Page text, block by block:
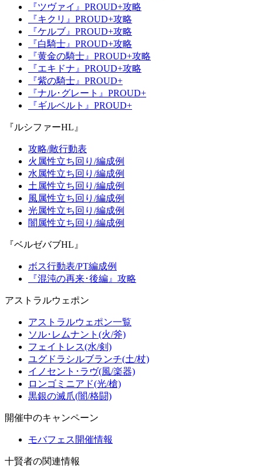
『ツヴァイ』PROUD+攻略
『キクリ』PROUD+攻略
『ケルブ』PROUD+攻略
『白騎士』PROUD+攻略
『黄金の騎士』PROUD+攻略
『エキドナ』PROUD+攻略
『紫の騎士』PROUD+
『ナル･グレート』PROUD+
『ギルベルト』PROUD+
『ルシファーHL』
攻略/敵行動表
火属性立ち回り/編成例
水属性立ち回り/編成例
土属性立ち回り/編成例
風属性立ち回り/編成例
光属性立ち回り/編成例
闇属性立ち回り/編成例
『ベルゼバブHL』
ボス行動表/PT編成例
『混沌の再来･後編』攻略
アストラルウェポン
アストラルウェポン一覧
ソル･レムナント(火/斧)
フェイトレス(水/剣)
ユグドラシルブランチ(土/杖)
イノセント･ラヴ(風/楽器)
ロンゴミニアド(光/槍)
黒銀の滅爪(闇/格闘)
開催中のキャンペーン
モバフェス開催情報
十賢者の関連情報